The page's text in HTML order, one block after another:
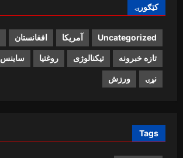
کټګورۍ
Uncategorized آمریکا افغانستان
تازه خبرونه تیکنالوژی روغتیا ساینس
نړۍ ورزش
Tags